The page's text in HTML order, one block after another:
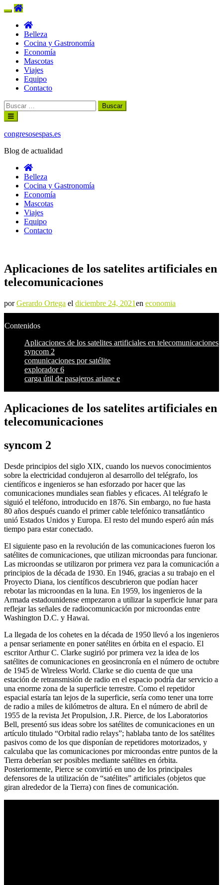
Belleza
Cocina y Gastronomía
Economía
Mascotas
Viajes
Equipo
Contacto
Buscar:
Ir
al
contenido
congresosespas.es
Blog de actualidad
Belleza
Cocina y Gastronomía
Economía
Mascotas
Viajes
Equipo
Contacto
Aplicaciones de los satelites artificiales en
telecomunicaciones
porGerardo Ortega el diciembre 24, 2021en economia
Contenidos
Aplicaciones de los satelites artificiales en telecomunicaciones
syncom 2
comunicaciones por satélite
explorador 6
carga útil de pasajeros ariane e
Aplicaciones de los satelites artificiales en
telecomunicaciones
syncom 2
Desde principios del siglo XIX, cuando los nuevos conocimientos
sobre la electricidad condujeron al desarrollo del telégrafo, los
científicos e ingenieros se han esforzado por hacer que las
comunicaciones mundiales sean fiables y eficaces. Al telégrafo le
siguió el teléfono, introducido en 1876. Sin embargo, no fue hasta
80 años después cuando el primer cable telefónico transatlántico
unió Estados Unidos y Europa. El resto del mundo esperó aún más
tiempo para estar conectado.
El siguiente paso en la revolución de las comunicaciones fueron los
satélites de comunicaciones, que utilizan microondas para funcionar.
Las microondas se utilizaron por primera vez para la comunicación a
principios de la década de 1930. En 1946, gracias a su trabajo en el
Proyecto Diana, los científicos descubrieron que podían hacer
rebotar las microondas en la luna. En 1959, los ingenieros de la
Armada estadounidense empezaron a utilizar la superficie lunar para
reflejar las señales de radiocomunicación por microondas entre
Washington D.C. y Hawai.
La llegada de los cohetes en la década de 1950 llevó a los ingenieros
a pensar seriamente en poner satélites en órbita en el espacio. El
escritor Arthur C. Clarke sugirió por primera vez la idea de los
satélites de comunicaciones en geosincronía en el número de octubre
de 1945 de Wireless World. Clarke se dio cuenta de que una
estación de retransmisión de radio en el espacio podría dar servicio a
una enorme zona de la superficie terrestre. Como el repetidor
espacial estaría tan lejos de la superficie, sería como tener una torre
de radio a miles de kilómetros de altura. En el número de abril de
1955 de la revista Jet Propulsion, J.R. Pierce, de los Laboratorios
Bell, presentó sus ideas sobre los satélites de comunicaciones en un
artículo titulado “Orbital radio relays”; hablaba tanto de los satélites
pasivos como de los que disponían de repetidores motorizados, y
calculaba que las comunicaciones por microondas entre puntos de la
Tierra deberían ser posibles mediante satélites en órbita.
Posteriormente, Pierce se convirtió en uno de los principales
defensores de la utilización de “satélites” artificiales (objetos que
giran alrededor de la Tierra) con fines de comunicación.